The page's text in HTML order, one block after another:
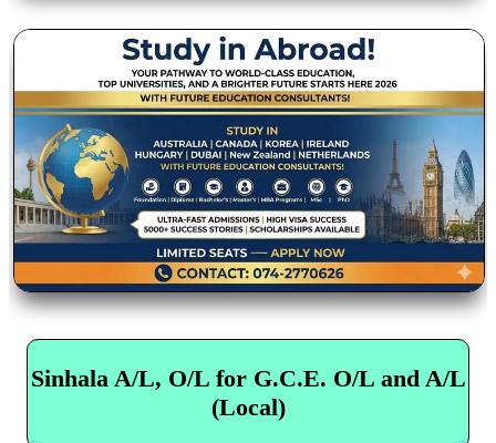
Sinhala A/L, O/L for G.C.E. O/L and A/L
(Local)